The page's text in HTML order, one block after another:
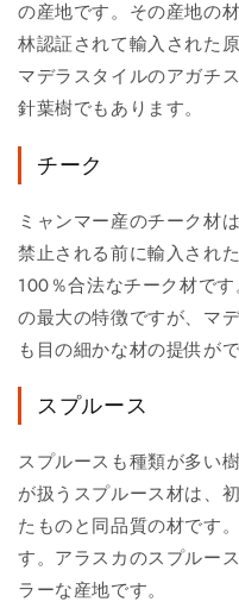
の産地です。その産地の
林認証されて輸入された
マデラスタイルのアガチ
針葉樹でもあります。
チーク
ミャンマー産のチーク材
禁止される前に輸入され
100％合法なチーク材で
の最大の特徴ですが、マ
も目の細かな材の提供が
スプルース
スプルースも種類が多い
が扱うスプルース材は、
たものと同品質の材です
す。アラスカのスプルー
ラーな産地です。